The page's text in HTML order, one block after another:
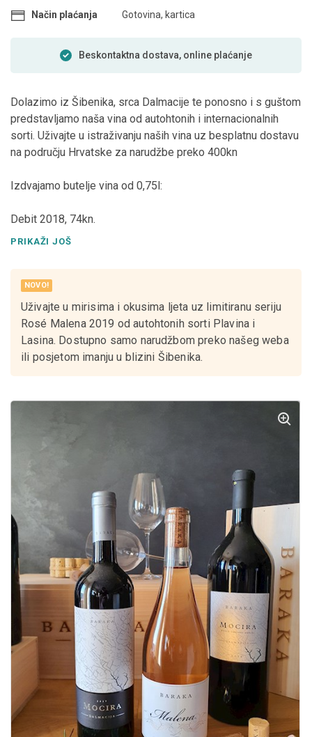
Način plaćanja Gotovina, kartica
Beskontaktna dostava, online plaćanje
Dolazimo iz Šibenika, srca Dalmacije te ponosno i s guštom
predstavljamo naša vina od autohtonih i internacionalnih
sorti. Uživajte u istraživanju naših vina uz besplatnu dostavu
na području Hrvatske za narudžbe preko 400kn
Izdvajamo butelje vina od 0,75l:
Debit 2018, 74kn.
Rosé Malena 2019, 78kn.
Za više vina uključujući našu Riserva liniju i detaljne opise
posjetite naš web https://baraka.co/hr/shop/
PRIKAŽI JOŠ
NOVO!
Uživajte u mirisima i okusima ljeta uz limitiranu seriju
Rosé Malena 2019 od autohtonih sorti Plavina i
Lasina. Dostupno samo narudžbom preko našeg weba
ili posjetom imanju u blizini Šibenika.